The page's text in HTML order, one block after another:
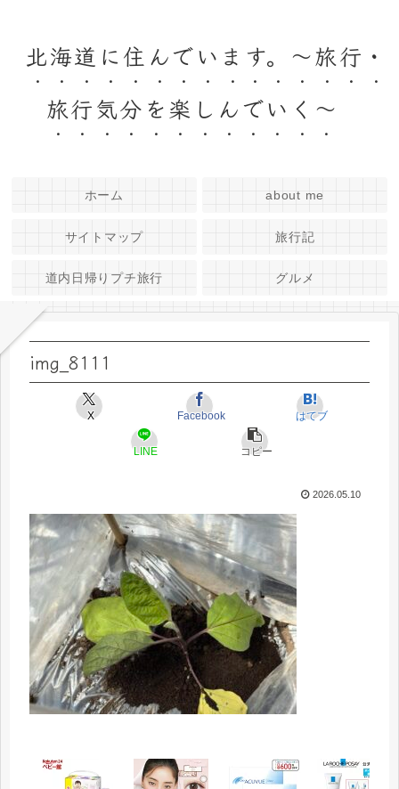
北海道に住んでいます。～旅行・
旅行気分を楽しんでいく～
ホーム about me
サイトマップ 旅行記
道内日帰りプチ旅行 グルメ
img_8111
X Facebook はてブ
LINE コピー
2026.05.10